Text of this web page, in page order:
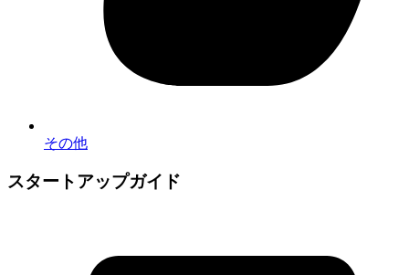
その他
スタートアップガイド